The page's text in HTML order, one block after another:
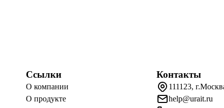
Ссылки
О компании
О продукте
Контакты
111123,
help@urait.ru